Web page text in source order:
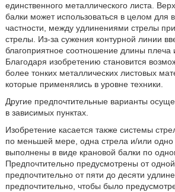
единственного металлического листа.
балки может использоваться в целом для
частности, между удлинениями стрелы
стрелы. Из-за сужения контурной линии
благоприятное соотношение длины плеча
Благодаря изобретению становится
более тонких металлических листовых
которые применялись в уровне техники.
Другие предпочтительные варианты
в зависимых пунктах.
Изобретение касается также системы
по меньшей мере, одна стрела и/или одно
выполнены в виде крановой балки по
Предпочтительно предусмотрены от
предпочтительно от пяти до десяти
предпочтительно, чтобы было